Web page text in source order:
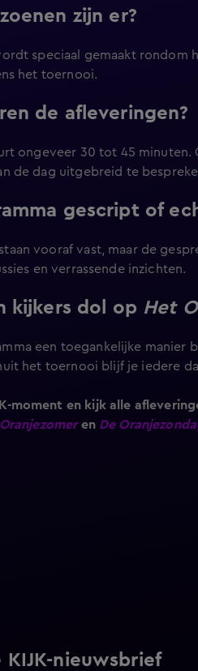
zijn er?
speciaal gemaakt rondom
het toernooi.
de afleveringen?
ongeveer 30 tot 45
de dag uitgebreid te
gescript of
vooraf vast, maar de
en verrassende inzichten.
kijkers dol op Het
een toegankelijke manier
het toernooi blijf je iedere
moment en kijk alle
en De
nieuwsbrief